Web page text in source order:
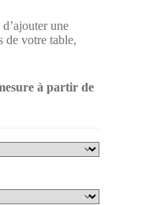
une
de votre table,
à partir de